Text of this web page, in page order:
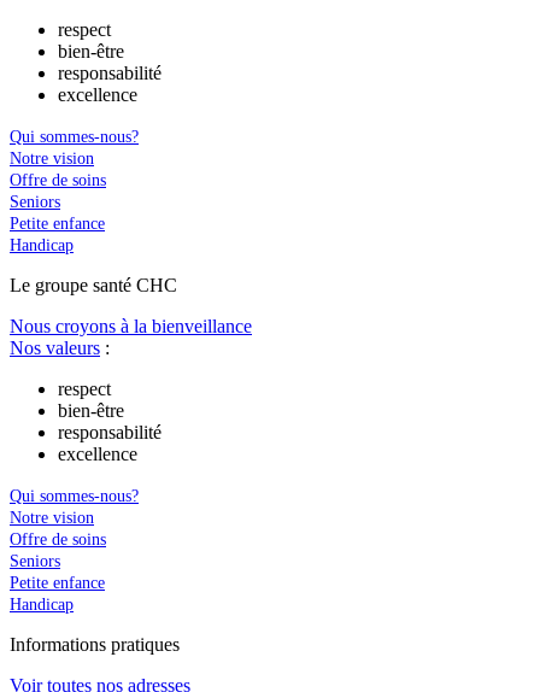
respect
bien-être
responsabilité
excellence
Qui sommes-nous?
Notre vision
Offre de soins
Seniors
Petite enfance
Handicap
Le groupe santé CHC
Nous croyons à la bienveillance
Nos valeurs :
respect
bien-être
responsabilité
excellence
Qui sommes-nous?
Notre vision
Offre de soins
Seniors
Petite enfance
Handicap
Informations pratiques
Voir toutes nos adresses